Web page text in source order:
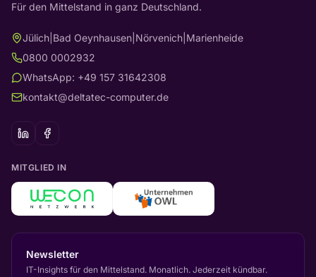
Für den Mittelstand in ganz Deutschland.
Jülich Bad Oeynhausen Nörvenich Marienheide
0800 0002932
WhatsApp: +49 157 31642308
kontakt@deltatec-computer.de
MITGLIED IN
Newsletter
IT-Insights für den Mittelstand. Monatlich. Jederzeit kündbar.